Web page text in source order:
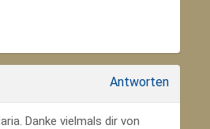
Antworten
Danke vielmals dir von